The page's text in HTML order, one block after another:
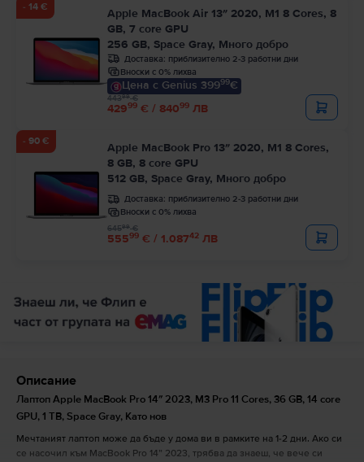
- 14 €
Apple MacBook Air 13″ 2020, M1 8 Cores, 8
GB, 7 core GPU
256 GB, Space Gray, Много добро
Доставка: приблизително 2-3 работни дни
Вноски с 0% лихва
Цена с Genius 39999€
42999 € / 84099 ЛВ
44399€
- 90 €
Apple MacBook Pro 13″ 2020, M1 8 Cores,
8 GB, 8 core GPU
512 GB, Space Gray, Много добро
Доставка: приблизително 2-3 работни дни
Вноски с 0% лихва
55599 € / 1.08742 ЛВ
64599€
Описание
Лаптоп Apple MacBook Pro 14″ 2023, M3 Pro 11 Cores, 36 GB, 14 core
GPU, 1 TB, Space Gray, Като нов
Мечтаният лаптоп може да бъде у дома ви в рамките на 1-2 дни. Ако си
се насочил към MacBook Pro 14” 2023, трябва да знаеш, че вече си